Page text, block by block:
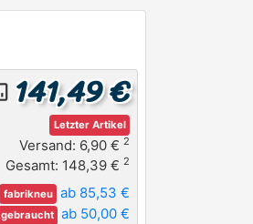
141,49 €
Letzter Artikel
Versand: 6,90 € 2
Gesamt: 148,39 € 2
fabrikneu ab 85,53 €
gebraucht ab 50,00 €